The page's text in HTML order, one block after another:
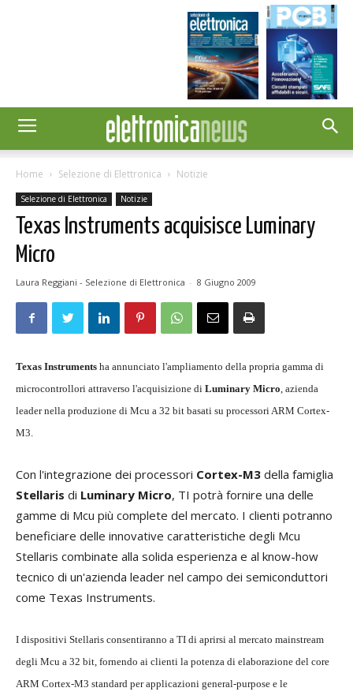
Home Selezione di Elettronica Notizie
Selezione di Elettronica Notizie
Texas Instruments acquisisce Luminary
Micro
Laura Reggiani - Selezione di Elettronica - 8 Giugno 2009
Texas Instruments ha annunciato l'ampliamento della propria gamma di
microcontrollori attraverso l'acquisizione di Luminary Micro, azienda
leader nella produzione di Mcu a 32 bit basati su processori ARM Cortex-
M3.
Con l'integrazione dei processori Cortex-M3 della famiglia
Stellaris di Luminary Micro, TI potrà fornire una delle
gamme di Mcu più complete del mercato. I clienti potranno
beneficiare delle innovative caratteristiche degli Mcu
Stellaris combinate alla solida esperienza e al know-how
tecnico di un'azienda leader nel campo dei semiconduttori
come Texas Instruments.
I dispositivi Stellaris consentiranno a TI di aprirsi al mercato mainstream
degli Mcu a 32 bit, fornendo ai clienti la potenza di elaborazione del core
ARM Cortex-M3 standard per applicazioni general-purpose e le